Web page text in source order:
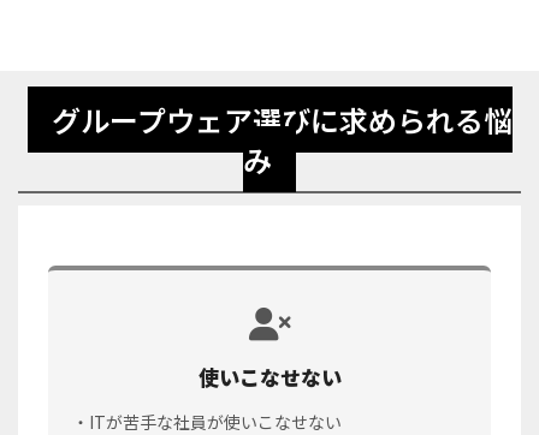
グループウェア選びに求められる悩
み
使いこなせない
・ITが苦手な社員が使いこなせない